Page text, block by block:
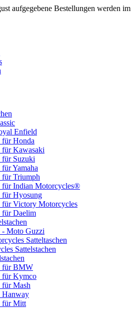
aufgegebene Bestellungen werden im
Enfield
für Honda
für Kawasaki
für Suzuki
für Yamaha
für Triumph
für Indian Motorcycles®
für Hyosung
für Victory Motorcycles
für Daelim
- Moto Guzzi
Satteltaschen
Sattelstachen
für BMW
für Kymco
für Mash
Hanway
für Mitt